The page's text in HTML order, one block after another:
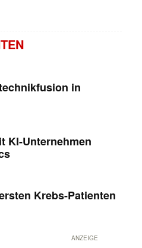
in
KI-Unternehmen
Krebs-Patienten
ANZEIGE